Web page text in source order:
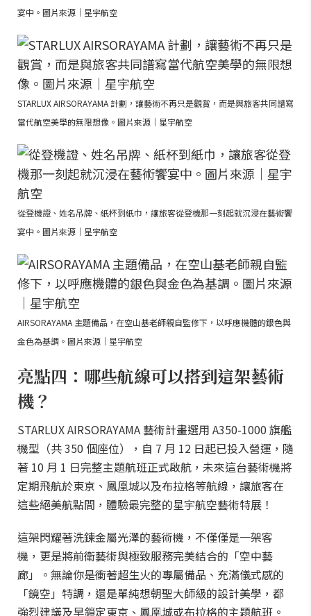
宴中。圖片來源｜星宇航空
STARLUX AIRSORAYAMA 計劃，讓藝術不再只是觀賞，而是與旅客共同譜寫
當代航空美學的無限想像。圖片來源｜星宇航空
從登機證、姓名吊牌、紙杯到紙巾，讓旅客從登機那一刻起就沉浸在藝術饗
宴中。圖片來源｜星宇航空
AIRSORAYAMA 主題備品，在空山基老師親自監修下，以呼應機體的銀色與
金色為基調。圖片來源｜星宇航空
亮點四：哪些航線可以搭到這架藝術
機？
STARLUX AIRSORAYAMA 藝術計畫選用 A350-1000 旗艦
機型（共 350 個座位），自 7 月 12 日起已投入營運，隨
著 10 月 1 日完整主題航班正式啟航，未來這台藝術機將
定期飛航於東京、鳳凰城以及布拉格等航線，讓旅客在
這些絕美航點間，體驗最完整的星宇航空藝術特展！
這架閃耀著洗鍊金屬光澤的藝術機，不僅僅是一架客
機，更是將前衛藝術與極致服務完美結合的「空中藝
廊」。無論你是衝著超生火的專屬備品、充滿儀式感的
「鏡空」特調，還是單純想朝聖大師級的設計美學，都
強烈建議及早鎖定東京、鳳凰城或布拉格的主題航班。